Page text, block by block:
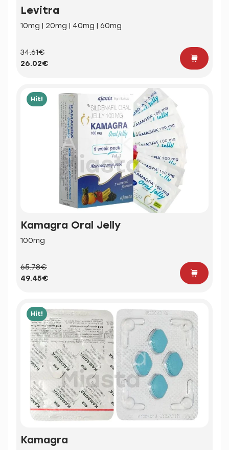
Levitra
10mg | 20mg | 40mg | 60mg
34.61€
26.02€
Hit!
Kamagra Oral Jelly
100mg
65.78€
49.45€
Hit!
Kamagra